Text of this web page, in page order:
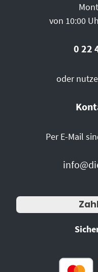
von 10:00
0 22
oder
Per E-Mail